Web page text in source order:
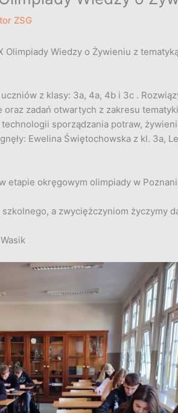
ZSG
Olimpiady Wiedzy o Żywieniu z
z klasy: 3a, 4a, 4b i 3c .
zadań otwartych z zakresu
sporządzania potraw,
Ewelina Świętochowska z kl. 3a,
etapie okręgowym olimpiady w
a zwyciężczyniom życzymy